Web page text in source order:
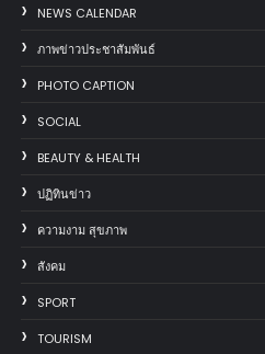
NEWS CALENDAR
ภาพข่าวประชาสัมพันธ์
PHOTO CAPTION
SOCIAL
BEAUTY & HEALTH
ปฏิทินข่าว
ความงาม สุขภาพ
สังคม
SPORT
TOURISM